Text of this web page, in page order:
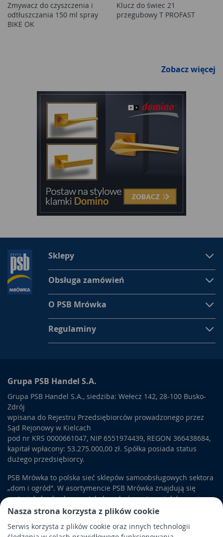
Nasza strona korzysta z plików cookie
Serwis korzysta z plików cookie oraz innych technologii
Zmywacz do czyszczenia i
odtłuszczania 150 ml spray
BIKE OK
Klucz do świec 21
przegubowy T PROFAST
Zobacz więcej
Sklepy
Obsługa zamówień
O PSB Mrówka
Regulaminy
Grupa PSB Handel S.A.
Grupa PSB Handel S.A., siedziba: Wełecz 142, 28-100 Busko-
Zdrój
wpisana do Rejestru Przedsiębiorców prowadzonego przez
Sąd Rejonowy w Kielcach
pod nr KRS 0000661047, NIP 6551974439, REGON 366438684,
kapitał wpłacony: 53.275.000,00 zł. Spółka posiada status
dużego przedsiębiorcy.
PSB Mrówka to polska sieć sklepów samoobsługowych sektora
„dom i ogród”. W asortymencie PSB Mrówka znajdują się
materiały budowlane, artykuły wykończeniowe i dekoracyjne,
wyposażenie łazienek i kuchni, elektronarzędzia, a także
artykuły związane z ogrodem i otoczeniem domu.